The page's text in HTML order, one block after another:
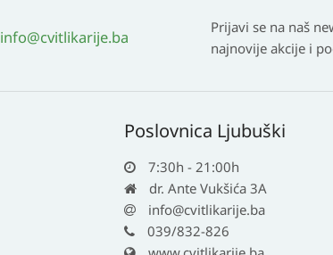
info@cvitlikarije.ba
Prijavi se na naš
najnovije akcije i
Poslovnica Ljubuški
7:30h - 21:00h
dr. Ante Vukšića 3A
info@cvitlikarije.ba
039/832-826